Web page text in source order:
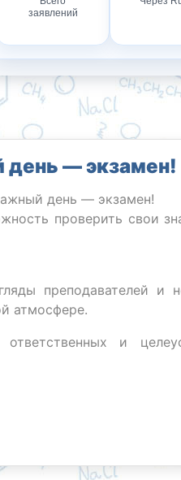
заявлений
— экзамен!
день — экзамен!
проверить свои
преподавателей
атмосфере.
и